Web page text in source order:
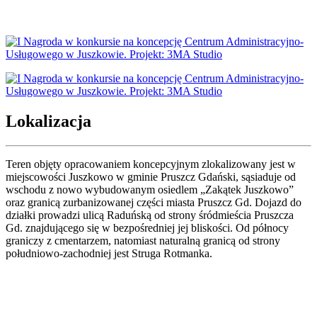
Lokalizacja
Teren objęty opracowaniem koncepcyjnym zlokalizowany jest w
miejscowości Juszkowo w gminie Pruszcz Gdański, sąsiaduje od
wschodu z nowo wybudowanym osiedlem „Zakątek Juszkowo”
oraz granicą zurbanizowanej części miasta Pruszcz Gd. Dojazd do
działki prowadzi ulicą Raduńską od strony śródmieścia Pruszcza
Gd. znajdującego się w bezpośredniej jej bliskości. Od północy
graniczy z cmentarzem, natomiast naturalną granicą od strony
południowo-zachodniej jest Struga Rotmanka.